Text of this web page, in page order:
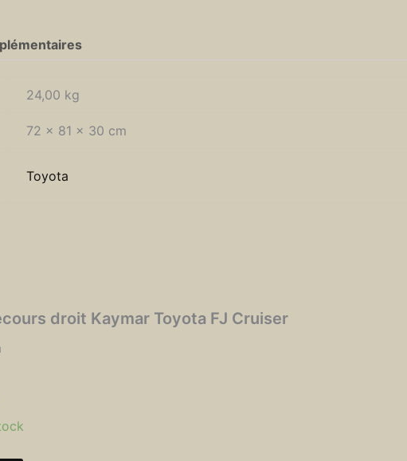
24,00 kg
72 × 81 × 30 cm
Toyota
droit Kaymar Toyota FJ Cruiser